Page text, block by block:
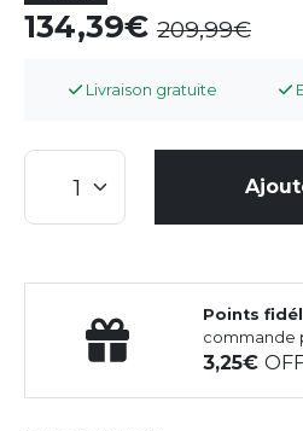
134,39 209,99
Livraison gratuite
Points
commande
3,25